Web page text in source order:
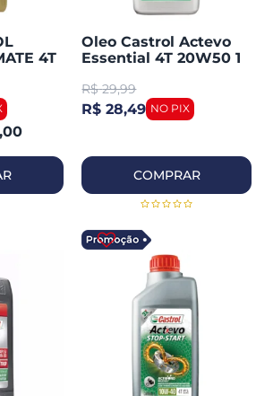
4T
Oleo Castrol Actevo
Essential 4T 20W50 1
R$ 29,99
R$ 28,49
COMPRAR